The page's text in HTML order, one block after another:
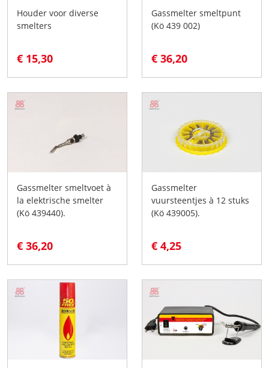
Houder voor diverse
smelters
€ 15,30
Gassmelter smeltpunt
(Kö 439 002)
€ 36,20
Gassmelter smeltvoet à
la elektrische smelter
(Kö 439440).
€ 36,20
Gassmelter
vuursteentjes à 12 stuks
(Kö 439005).
€ 4,25